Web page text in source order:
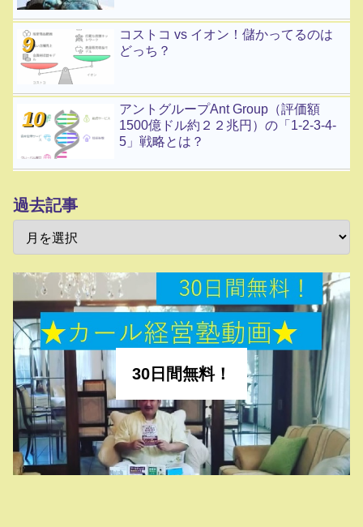
コストコ vs イオン！儲かってるのは
どっち？
アントグループAnt Group（評価額
1500億ドル約２２兆円）の「1-2-3-4-
5」戦略とは？
過去記事
30日間無料！